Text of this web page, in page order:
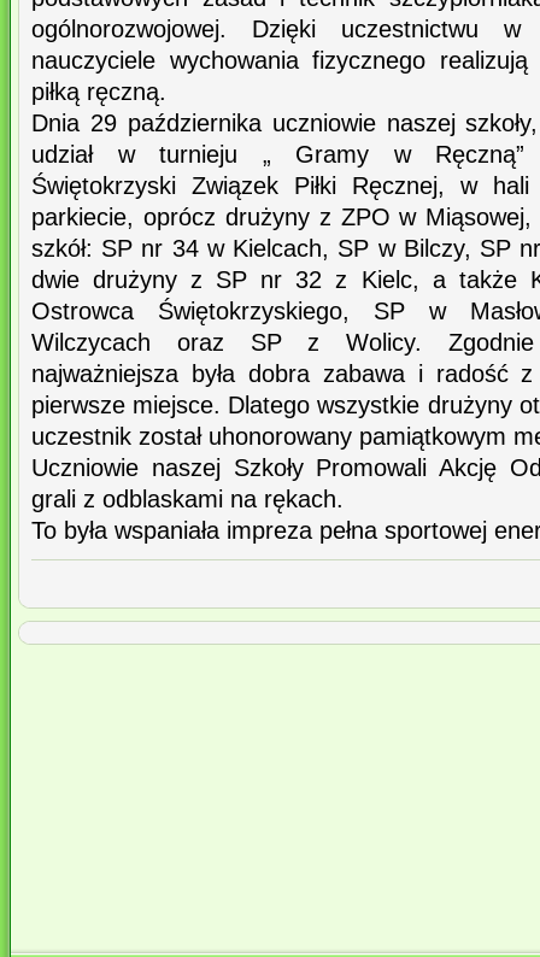
ogólnorozwojowej. Dzięki uczestnictwu
nauczyciele wychowania fizycznego
piłką ręczną.
Dnia 29 października uczniowie naszej
udział w turnieju „ Gramy w Ręczną”
Świętokrzyski Związek Piłki Ręcznej, w
parkiecie, oprócz drużyny z ZPO w
szkół: SP nr 34 w Kielcach, SP w Bilczy, SP
dwie drużyny z SP nr 32 z Kielc, a także
Ostrowca Świętokrzyskiego, SP w
Wilczycach oraz SP z Wolicy.
najważniejsza była dobra zabawa i radość
pierwsze miejsce. Dlatego wszystkie drużyny
uczestnik został uhonorowany pamiątkowym
Uczniowie naszej Szkoły Promowali Akcję
grali z odblaskami na rękach.
To była wspaniała impreza pełna sportowej